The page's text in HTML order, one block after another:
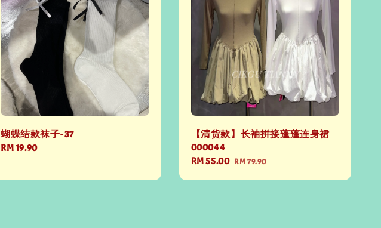
蝴蝶结款袜子- 37
Regular
RM 19.90
【清货款】长袖拼接蓬蓬连身裙
000044
Sale
RM 55.00 Regular
RM 79.90